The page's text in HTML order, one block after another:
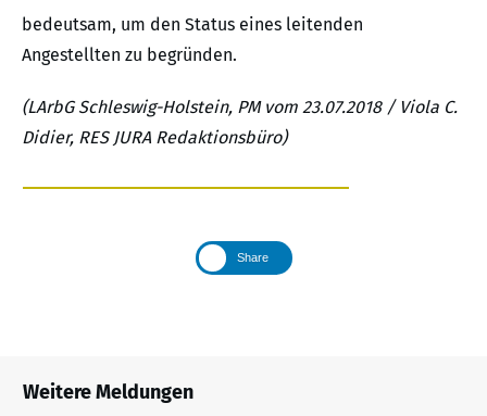
bedeutsam, um den Status eines leitenden
Angestellten zu begründen.
(LArbG Schleswig-Holstein, PM vom 23.07.2018 / Viola C.
Didier, RES JURA Redaktionsbüro)
Share
Weitere Meldungen